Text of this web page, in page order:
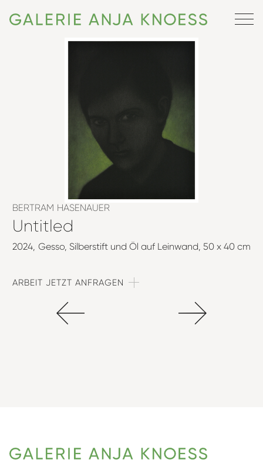
BERTRAM HASENAUER
Untitled
2024 Gesso, Silberstift und Öl auf Leinwand 50 x 40 cm
ARBEIT JETZT ANFRAGEN